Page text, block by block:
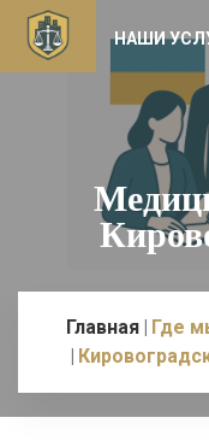
НАШИ
Главная Где